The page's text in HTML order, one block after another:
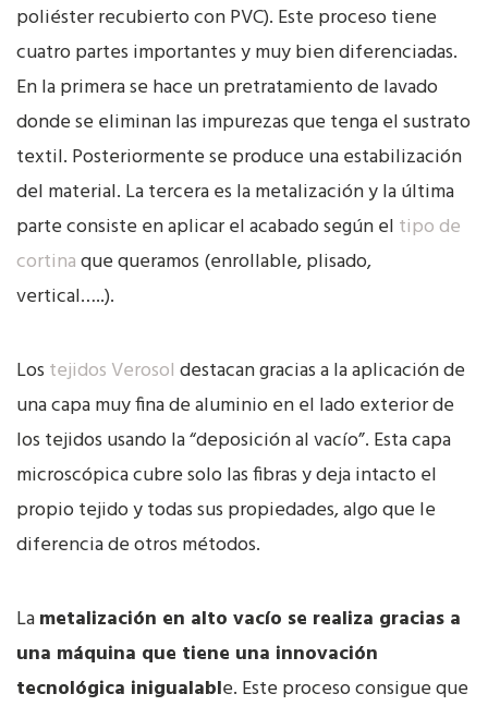
poliéster recubierto con PVC). Este proceso tiene
cuatro partes importantes y muy bien diferenciadas.
En la primera se hace un pretratamiento de lavado
donde se eliminan las impurezas que tenga el sustrato
textil. Posteriormente se produce una estabilización
del material. La tercera es la metalización y la última
parte consiste en aplicar el acabado según el tipo de
cortinaque queramos (enrollable, plisado,
vertical…..).
Los tejidos Verosol destacan gracias a la aplicación de
una capa muy fina de aluminio en el lado exterior de
los tejidos usando la “deposición al vacío”. Esta capa
microscópica cubre solo las fibras y deja intacto el
propio tejido y todas sus propiedades, algo que le
diferencia de otros métodos.
Lametalización en alto vacío se realiza gracias a
una máquina que tiene una innovación
tecnológica inigualable. Este proceso consigue que